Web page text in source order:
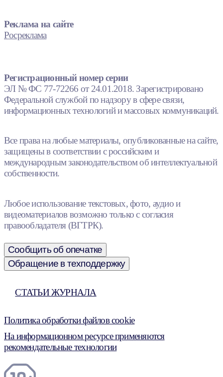
Реклама на сайте
Росреклама
Регистрационный номер серии
ЭЛ № ФС 77-72266 от 24.01.2018. Зарегистрировано
Федеральной службой по надзору в сфере связи,
информационных технологий и массовых коммуникаций.
Все права на любые материалы, опубликованные на сайте,
защищены в соответствии с российским и
международным законодательством об интеллектуальной
собственности.
Любое использование текстовых, фото, аудио и
видеоматериалов возможно только с согласия
правообладателя (ВГТРК).
Сообщить об опечатке
Обращение в техподдержку
СТАТЬИ ЖУРНАЛА
Политика обработки файлов cookie
На информационном ресурсе применяются
рекомендательные технологии